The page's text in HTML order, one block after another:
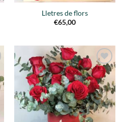
Lletres de flors
€65,00
Añadir
a la
lista de
deseos